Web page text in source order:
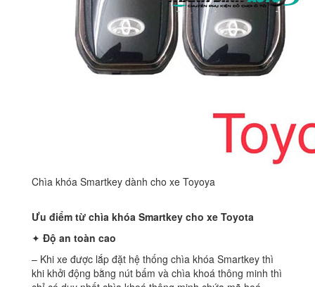
Chìa khóa Smartkey dành cho xe Toyoya
Ưu điểm từ chìa khóa Smartkey cho xe Toyota
✦ Độ an toàn cao
– Khi xe được lắp đặt hệ thống chìa khóa Smartkey thì
khi khởi động bằng nút bấm và chìa khoá thông minh thì